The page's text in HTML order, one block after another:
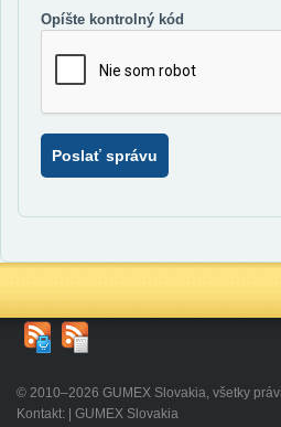
Opíšte kontrolný kód
Poslať správu
© 2010–2026 GUMEX Slovakia, všetky
Kontakt: | GUMEX Slovakia